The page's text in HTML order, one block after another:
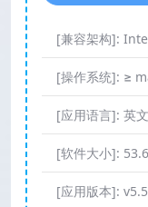
[兼容架构]:
[操作系统]: ≥
[应用语言]: 英文
[软件大小]:
[应用版本]: